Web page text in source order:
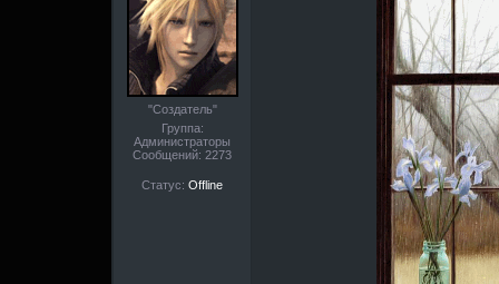
"Создатель"
Группа:
Администраторы
Сообщений: 2273
Статус: Offline